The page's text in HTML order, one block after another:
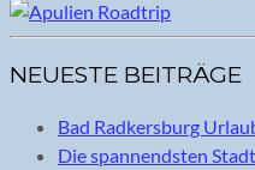
NEUESTE BEITRÄGE
Bad Radkersburg
Die spannendsten